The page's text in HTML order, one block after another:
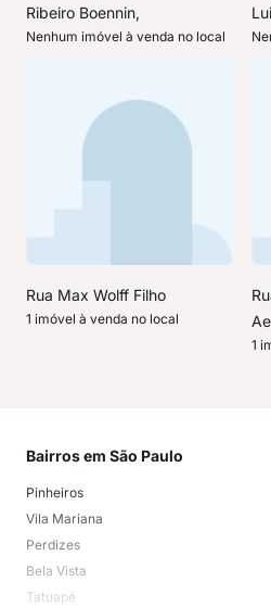
Ribeiro Boennin,
Nenhum imóvel à venda no local
Rua Max Wolff Filho
1 imóvel à venda no local
1
Bairros em São Paulo
Pinheiros
Vila Mariana
Perdizes
Bela Vista
Tatuapé